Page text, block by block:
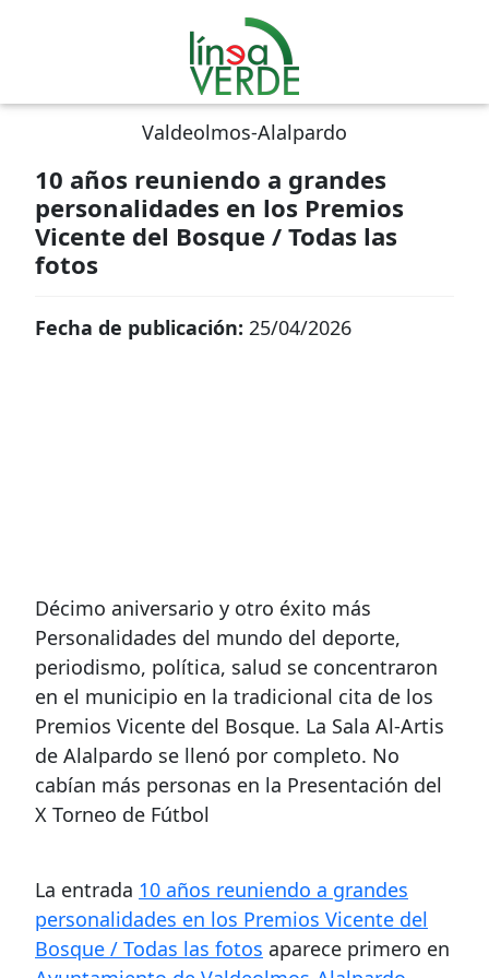
Valdeolmos-Alalpardo
10 años reuniendo a grandes
personalidades en los Premios
Vicente del Bosque / Todas las
fotos
Fecha de publicación: 25/04/2026
Décimo aniversario y otro éxito más
Personalidades del mundo del deporte,
periodismo, política, salud se concentraron
en el municipio en la tradicional cita de los
Premios Vicente del Bosque. La Sala Al-Artis
de Alalpardo se llenó por completo. No
cabían más personas en la Presentación del
X Torneo de Fútbol
La entrada 10 años reuniendo a grandes
personalidades en los Premios Vicente del
Bosque / Todas las fotos aparece primero en